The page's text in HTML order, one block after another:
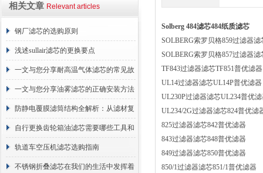
相关文章 Relevant articles
钢厂滤芯的选购原则
浅述sullair滤芯的更换要点
一文与您分享耐高温气体滤芯的常见故
障相应解决方法
一文与您分享油雾滤芯的正确安装方法
防静电覆膜滤筒结构全解析：从滤材复
合到整体成型
自行更换齿轮箱油滤芯需要哪些工具和
材料？
轨道车空压机滤芯选购指南
不锈钢折叠滤芯在我们的生活中发挥着
Solberg 484滤芯484纸质滤芯
SOLBERG索罗贝格859过滤器滤
SOLBERG索罗贝格857过滤器滤
TF843过滤器滤芯TF851普优滤器
UL14过滤器滤芯UL14P普优滤器
UL230P过滤器滤芯UL234普优
UL234/2G过滤器滤芯824普优滤
825过滤器滤芯842普优滤器
843过滤器滤芯848普优滤器
849过滤器滤芯850普优滤器
850/1过滤器滤芯851/1普优滤器